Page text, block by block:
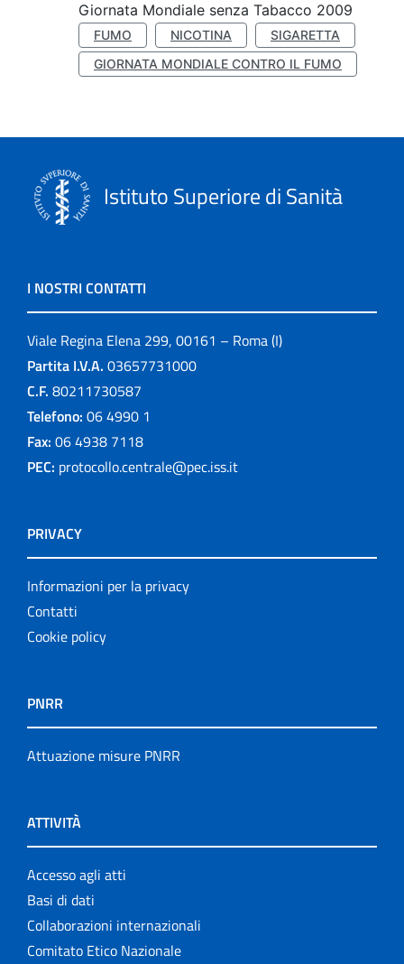
Giornata Mondiale senza Tabacco 2009
FUMO NICOTINA
SIGARETTA
GIORNATA MONDIALE CONTRO IL FUMO
Istituto Superiore di Sanità
I NOSTRI CONTATTI
Viale Regina Elena 299, 00161 – Roma (I)
Partita I.V.A. 03657731000
C.F. 80211730587
Telefono: 06 4990 1
Fax: 06 4938 7118
PEC: protocollo.centrale@pec.iss.it
PRIVACY
Informazioni per la privacy
Contatti
Cookie policy
PNRR
Attuazione misure PNRR
ATTIVITÀ
Accesso agli atti
Basi di dati
Collaborazioni internazionali
Comitato Etico Nazionale